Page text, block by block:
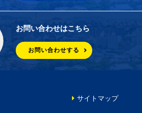
お問い合わせはこちら
お問い合わせする
サイトマップ